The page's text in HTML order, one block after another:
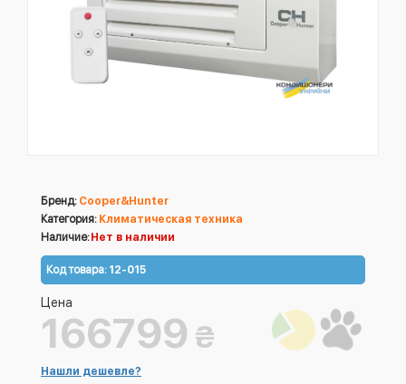
Бренд: Cooper&Hunter
Категория: Климатическая техника
Наличие: Нет в наличии
Код товара: 12-015
Цена
166799 ₴
Нашли дешевле?